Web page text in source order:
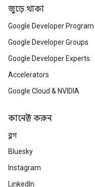
জুড়ে থাকা
Google Developer Program
Google Developer Groups
Google Developer Experts
Accelerators
Google Cloud & NVIDIA
কানেক্ট করুন
ব্লগ
Bluesky
Instagram
LinkedIn